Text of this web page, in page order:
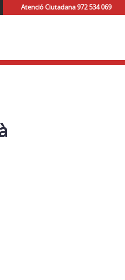
Atenció Ciutadana 972 534 069